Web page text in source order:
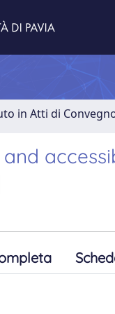
in Atti di